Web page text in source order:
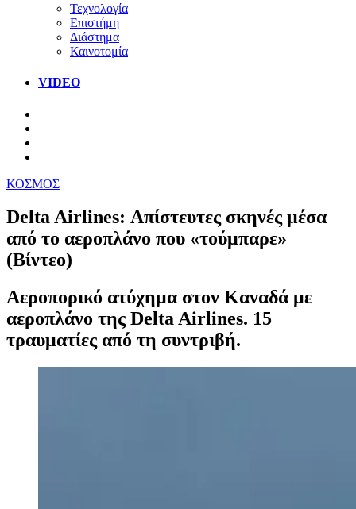
Τεχνολογία
Επιστήμη
Διάστημα
Καινοτομία
VIDEO
ΚΟΣΜΟΣ
Delta Airlines: Απίστευτες σκηνές μέσα
από το αεροπλάνο που «τούμπαρε»
(Βίντεο)
Αεροπορικό ατύχημα στον Καναδά με
αεροπλάνο της Delta Airlines. 15
τραυματίες από τη συντριβή.